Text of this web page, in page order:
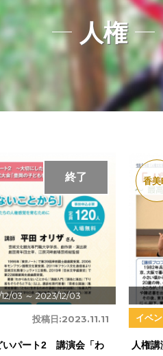
人権
03 ～ 2023/12/03
終了
投稿日:2023.11.11
いパート2 講演会「わ
香美
イベ
人権講